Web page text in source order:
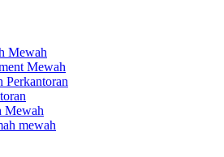
Mewah
Mewah
Perkantoran
Mewah
mewah